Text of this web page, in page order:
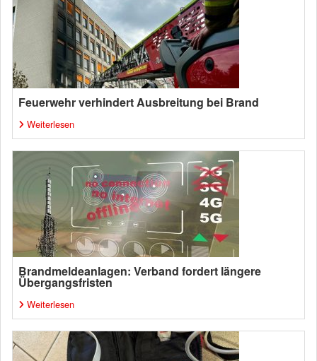
Feuerwehr verhindert Ausbreitung bei Brand
Weiterlesen
Brandmeldeanlagen: Verband fordert längere
Übergangsfristen
Weiterlesen